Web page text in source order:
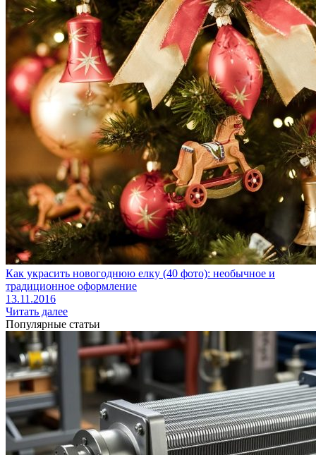
Как украсить новогоднюю елку (40 фото): необычное и
традиционное оформление
13.11.2016
Читать далее
Популярные статьи